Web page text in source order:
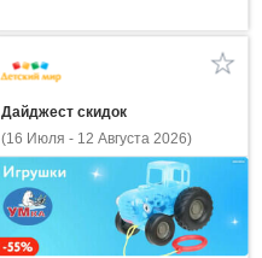
Дайджест скидок
(16 Июля - 12 Августа 2026)